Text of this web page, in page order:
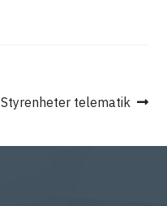
Nästa
Styrenheter telematik